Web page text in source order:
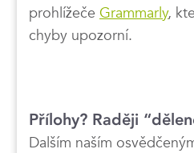
prohlížeče Grammarly,
chyby upozorní.
Přílohy? Raději
Dalším naším